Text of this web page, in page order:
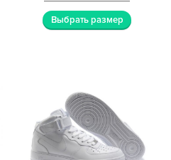
Выбрать размер